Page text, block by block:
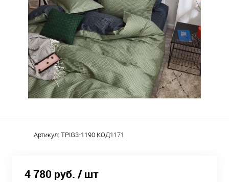
Артикул: TPIG3-1190 КОД1171
4 780 руб. / шт